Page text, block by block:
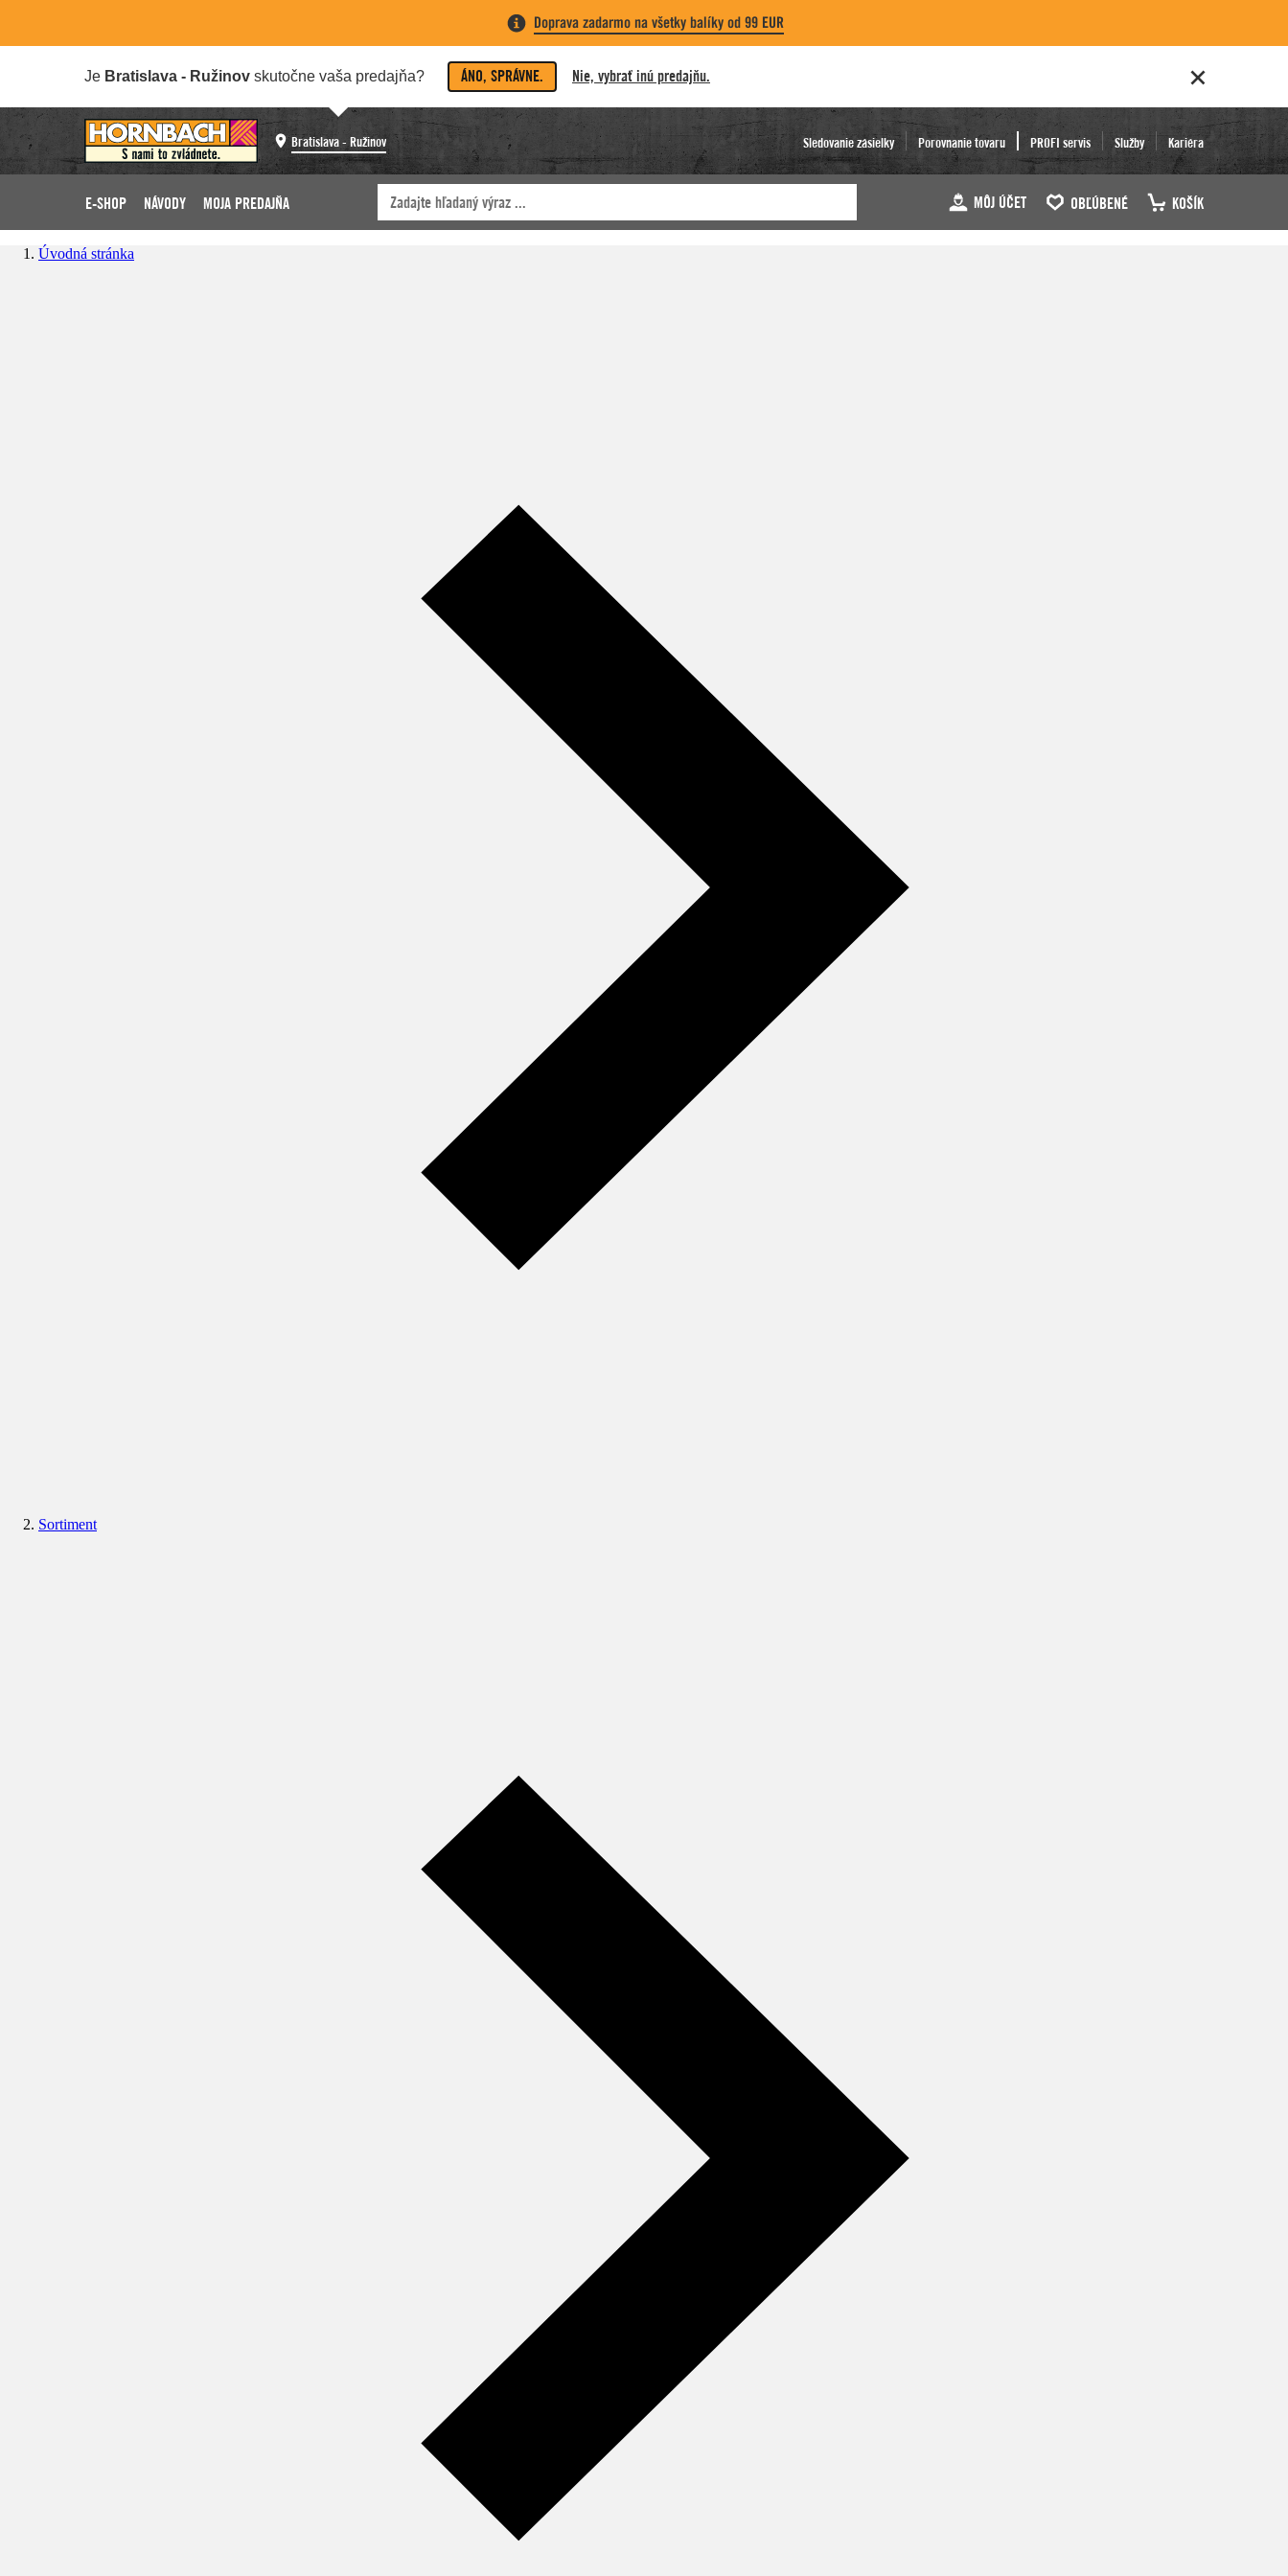
Doprava zadarmo na všetky balíky od 99 EUR
Je Bratislava - Ružinov skutočne vaša predajňa? ÁNO, SPRÁVNE. Nie, vybrať inú predajňu.
Bratislava - Ružinov Sledovanie zásielky Porovnanie tovaru PROFI servis Služby Kariéra
E-SHOP NÁVODY MOJA PREDAJŇA MÔJ ÚČET OBĽÚBENÉ KOŠÍK
Úvodná stránka
Sortiment